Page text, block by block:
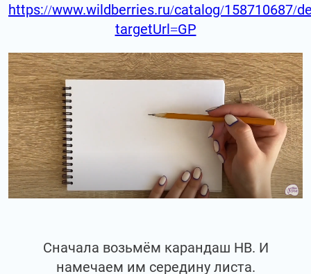
https://www.wildberries.ru/catalog/158710687/
targetUrl=GP
Сначала возьмём карандаш НВ. И
намечаем им середину листа.